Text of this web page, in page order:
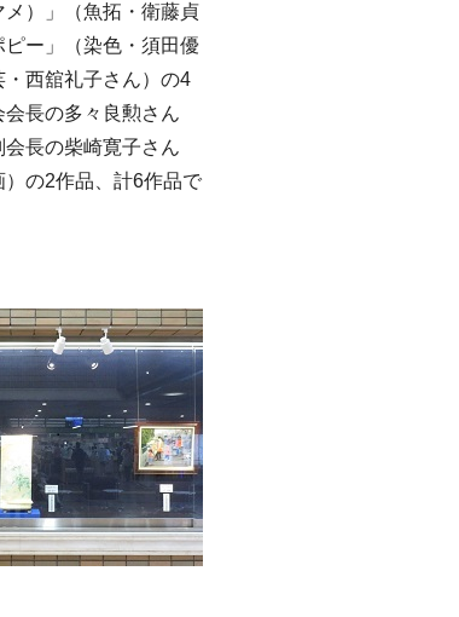
メ）」（魚拓・衛藤貞
ー」（染色・須田優
西舘礼子さん）の4
長の多々良勲さん
会長の柴崎寛子さん
）の2作品、計6作品で